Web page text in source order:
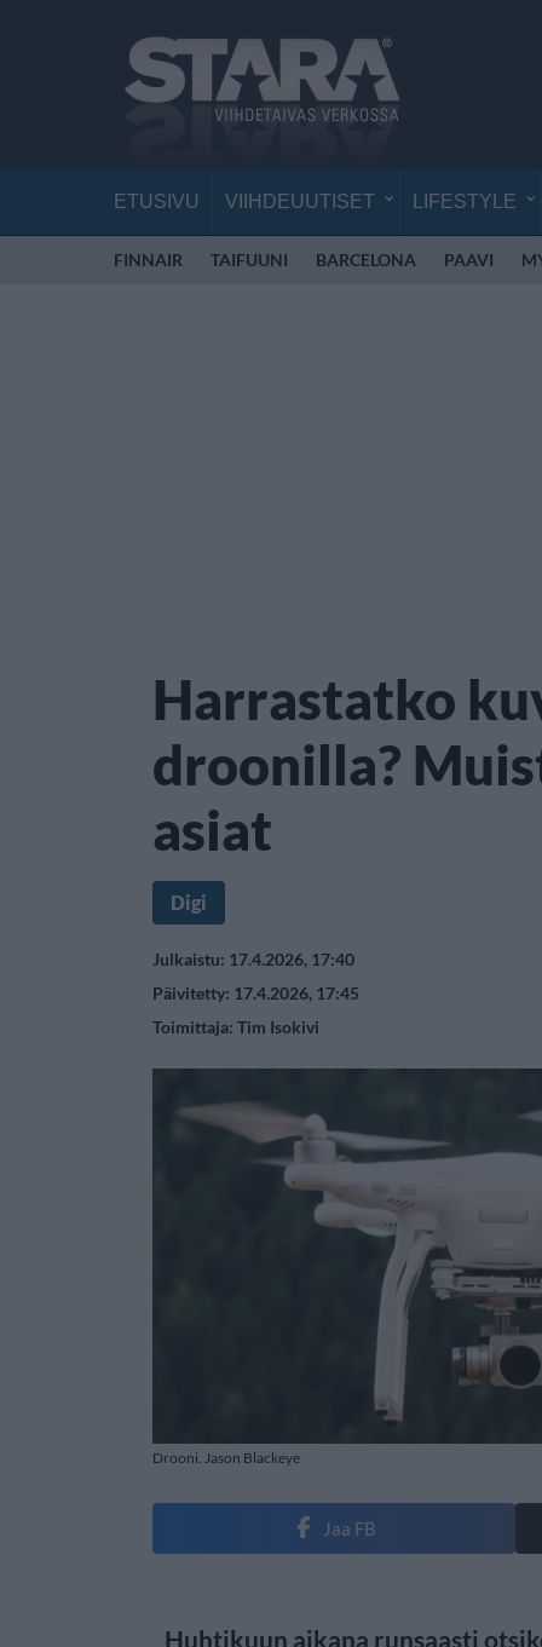
ETUSIVU VIIHDEUUTISET LIFESTYLE
FINNAIR TAIFUUNI BARCELONA PAAVI
Harrastatko
droonilla?
asiat
Digi
Julkaistu: 17.4.2026, 17:40
Päivitetty: 17.4.2026, 17:45
Toimittaja: Tim Isokivi
Drooni. Jason Blackeye
Jaa FB
Huhtikuun aikana runsaasti